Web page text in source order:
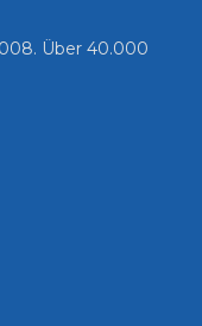
Über 40.000